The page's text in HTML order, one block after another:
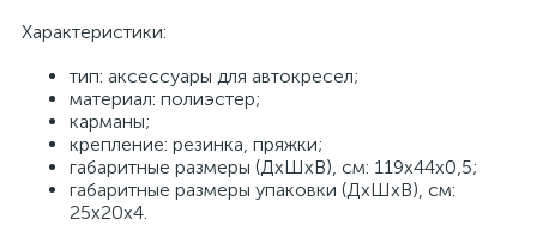
Характеристики:
тип: аксессуары для автокресел;
материал: полиэстер;
карманы;
крепление: резинка, пряжки;
габаритные размеры (ДхШхВ), см: 119х44х0,5;
габаритные размеры упаковки (ДхШхВ), см:
25х20х4.